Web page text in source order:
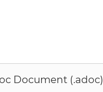
Document (.adoc)